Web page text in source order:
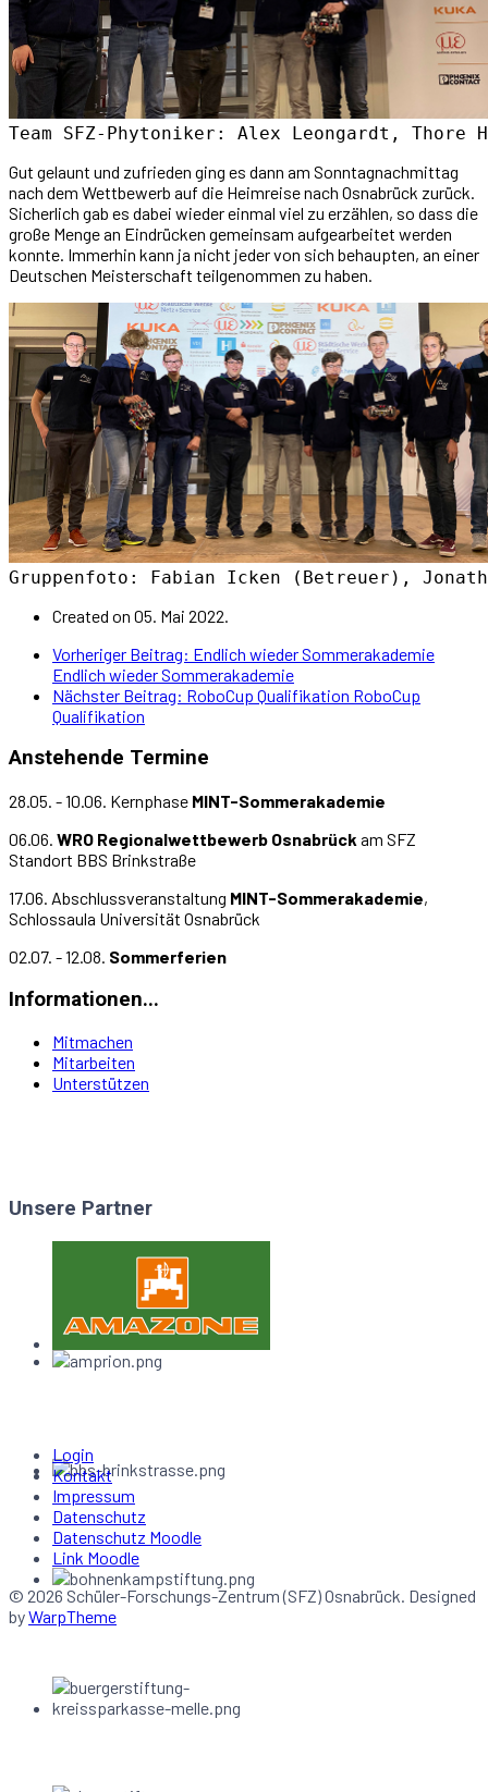
Team SFZ-Phytoniker: Alex Leongardt,
Gut gelaunt und zufrieden ging es dann am Sonntagnachmittag
nach dem Wettbewerb auf die Heimreise nach Osnabrück zurück.
Sicherlich gab es dabei wieder einmal viel zu erzählen, so dass die
große Menge an Eindrücken gemeinsam aufgearbeitet werden
konnte. Immerhin kann ja nicht jeder von sich behaupten, an einer
Deutschen Meisterschaft teilgenommen zu haben.
Gruppenfoto: Fabian Icken (Betreuer),
Created on 05. Mai 2022.
Vorheriger Beitrag: Endlich wieder Sommerakademie
Endlich wieder Sommerakademie
Nächster Beitrag: RoboCup Qualifikation RoboCup
Qualifikation
Anstehende Termine
28.05. - 10.06. Kernphase MINT-Sommerakademie
06.06. WRO Regionalwettbewerb Osnabrück am SFZ
Standort BBS Brinkstraße
17.06. Abschlussveranstaltung MINT-Sommerakademie,
Schlossaula Universität Osnabrück
02.07. - 12.08. Sommerferien
Informationen...
Mitmachen
Mitarbeiten
Unterstützen
Unsere Partner
Login
Kontakt
Impressum
Datenschutz
Datenschutz Moodle
Link Moodle
© 2026 Schüler-Forschungs-Zentrum (SFZ) Osnabrück. Designed
byWarpTheme